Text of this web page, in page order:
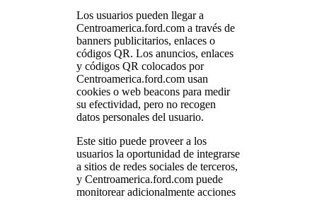
Los usuarios pueden llegar a
Centroamerica.ford.com a través de
banners publicitarios, enlaces o
códigos QR. Los anuncios, enlaces
y códigos QR colocados por
Centroamerica.ford.com usan
cookies o web beacons para medir
su efectividad, pero no recogen
datos personales del usuario.
Este sitio puede proveer a los
usuarios la oportunidad de integrarse
a sitios de redes sociales de terceros,
y Centroamerica.ford.com puede
monitorear adicionalmente acciones